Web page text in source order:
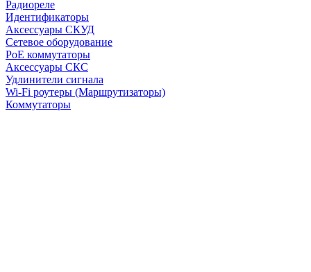
Радиореле
Идентификаторы
Аксессуары СКУД
Сетевое оборудование
PoE коммутаторы
Аксессуары СКС
Удлинители сигнала
Wi-Fi роутеры (Маршрутизаторы)
Коммутаторы